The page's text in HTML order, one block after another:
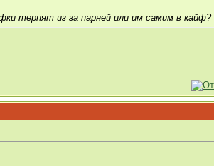
терпят из за парней или им самим в кайф?